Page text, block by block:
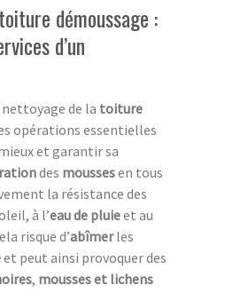
démoussage :
d’un
de la toiture
opérations essentielles
et garantir sa
des moussesen tous
la résistance des
à l’eau de pluieet au
risque d’abîmerles
et peut ainsi provoquer des
, mousses et lichens